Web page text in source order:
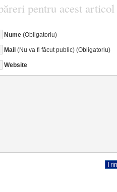
pentru acest articol
Nume(Obligatoriu)
Mail(Nu va fi făcut public) (Obligatoriu)
Website